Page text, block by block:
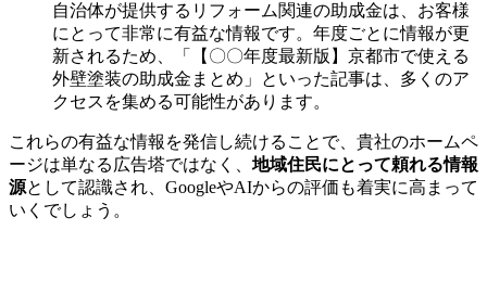
自治体が提供するリフォーム関連の助成金は、お客様
にとって非常に有益な情報です。年度ごとに情報が更
新されるため、「【〇〇年度最新版】京都市で使える
外壁塗装の助成金まとめ」といった記事は、多くのア
クセスを集める可能性があります。
これらの有益な情報を発信し続けることで、貴社のホームペ
ージは単なる広告塔ではなく、 地域住民にとって頼れる情報
源として認識され、GoogleやAIからの評価も着実に高まって
いくでしょう。